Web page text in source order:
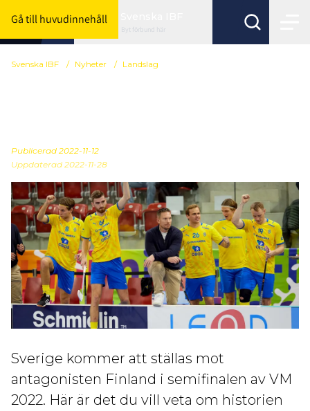
Gå till huvudinnehåll
Byt förbund här
Svenska IBF / Nyheter / Landslag
Publicerad 2022-11-12
Uppdaterad 2022-11-28
Sverige kommer att ställas mot
antagonisten Finland i semifinalen av VM
2022. Här är det du vill veta om historien